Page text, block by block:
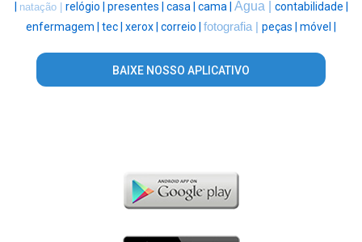
natação | relógio | presentes | casa | cama | Água | contabilidade |
enfermagem | tec | xerox | correio | fotografia | peças | móvel |
BAIXE NOSSO APLICATIVO